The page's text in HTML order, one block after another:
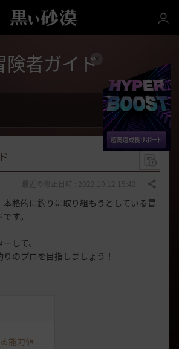
険者ガイド
共有する
格的に釣りに取り組もうとしている冒
す。
して、
のプロを目指しましょう！
能力値